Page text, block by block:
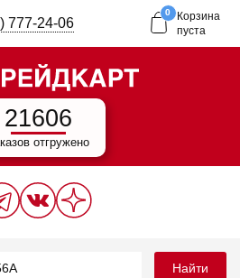
777-24-06
0
Корзина
пуста
21606
отгружено
Найти